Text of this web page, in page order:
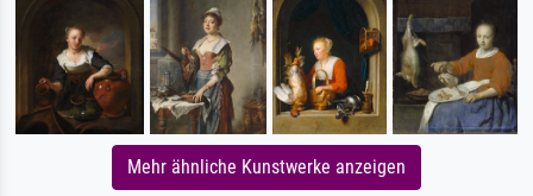
Mehr ähnliche Kunstwerke anzeigen